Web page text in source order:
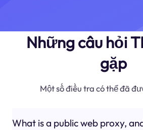
Những câu hỏi
gặp
Một số điều tra có thể đã
What is a public web proxy,